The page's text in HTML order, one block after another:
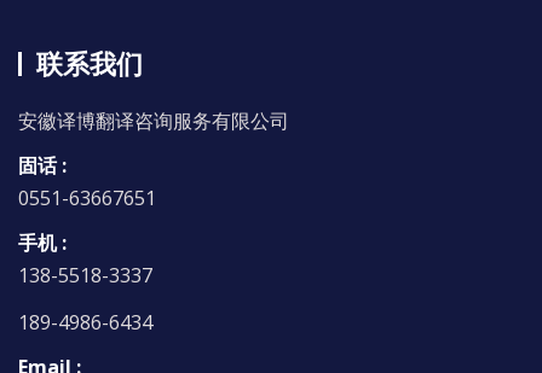
联系我们
安徽译博翻译咨询服务有限公司
固话 :
0551-63667651
手机 :
138-5518-3337
189-4986-6434
Email :